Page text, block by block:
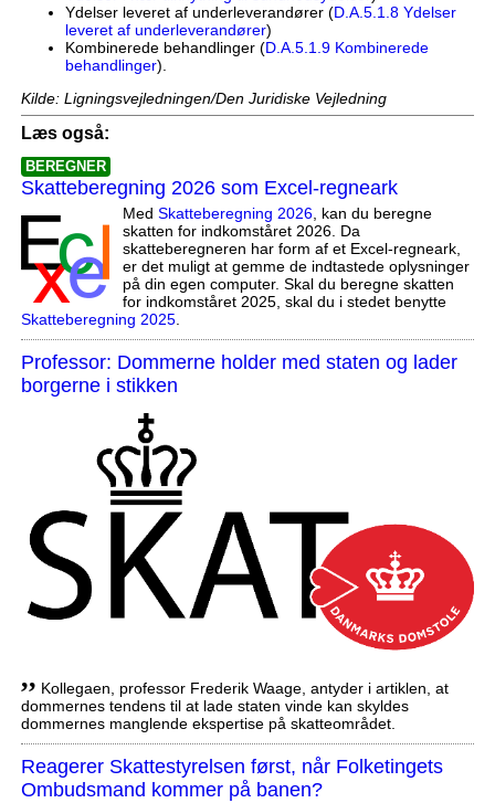
Ydelser leveret af underleverandører (D.A.5.1.8 Ydelser
leveret af underleverandører)
Kombinerede behandlinger (D.A.5.1.9 Kombinerede
behandlinger).
Kilde: Ligningsvejledningen/Den Juridiske Vejledning
Læs også:
BEREGNER
Skatteberegning 2026 som Excel-regneark
Med Skatteberegning 2026, kan du beregne
skatten for indkomståret 2026. Da
skatteberegneren har form af et Excel-regneark,
er det muligt at gemme de indtastede oplysninger
på din egen computer. Skal du beregne skatten
for indkomståret 2025, skal du i stedet benytte
Skatteberegning 2025.
Professor: Dommerne holder med staten og lader
borgerne i stikken
,, Kollegaen, professor Frederik Waage, antyder i artiklen, at
dommernes tendens til at lade staten vinde kan skyldes
dommernes manglende ekspertise på skatteområdet.
Reagerer Skattestyrelsen først, når Folketingets
Ombudsmand kommer på banen?